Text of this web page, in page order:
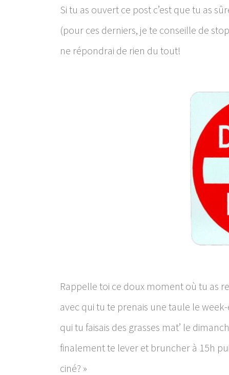
Si tu as ouvert ce post c’est que tu as
(pour ces derniers, je te conseille de
ne répondrai de rien du tout!
Rappelle toi ce doux moment où tu as
avec qui tu te prenais une taule le
qui tu faisais des grasses mat’ le
finalement te lever et bruncher à 15h
ciné? »